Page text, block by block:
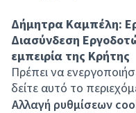
Δήμητρα Καμπέλη:
Διασύνδεση
εμπειρία της Κρήτης
Πρέπει να
δείτε αυτό το
Αλλαγή ρυθμίσεων